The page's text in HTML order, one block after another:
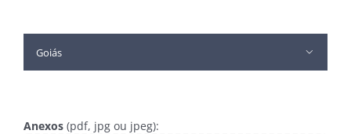

Anexos(pdf, jpg ou jpeg):